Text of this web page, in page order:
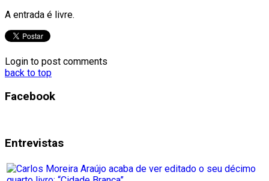
A entrada é livre.
Login to post comments
back to top
Facebook
Entrevistas